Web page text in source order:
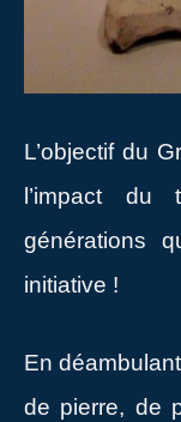
L’objectif du
l’impact
générations
initiative !
En
de pierre, de